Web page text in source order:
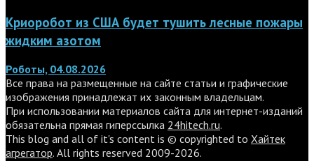
Криоробот из США будет тушить лесные пожары
жидким азотом
Роботы, 04.08.2026
Все права на размещенные на сайте статьи и графические
изображения принадлежат их законным владельцам.
При использовании материалов сайта для интернет-изданий
обязательна прямая гиперссылка 24hitech.ru.
This blog and all of it's content is © copyrighted to Хайтек
агрегатор. All rights reserved 2009-2026.